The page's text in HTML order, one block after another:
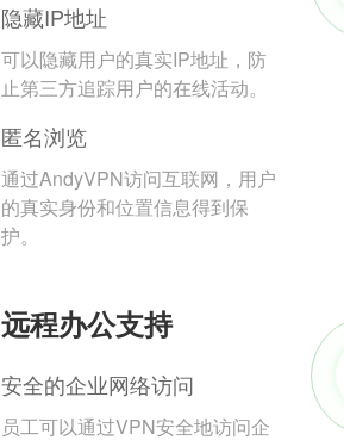
隐藏IP地址
可以隐藏用户的真实IP地址，防
止第三方追踪用户的在线活动。
匿名浏览
通过AndyVPN访问互联网，用户
的真实身份和位置信息得到保
护。
远程办公支持
安全的企业网络访问
员工可以通过VPN安全地访问企